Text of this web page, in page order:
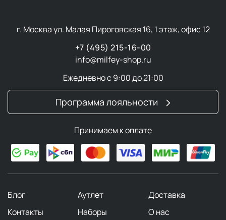
г. Москва ул. Малая Пироговская 16, 1 этаж, офис 12
+7 (495) 215-16-00
info@milfey-shop.ru
Ежедневно с 9:00 до 21:00
Программа лояльности
Принимаем к оплате
Блог Аутлет
Доставка
Контакты
Наборы О нас